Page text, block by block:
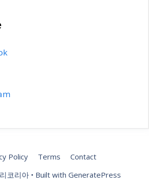
Policy Terms
Contact
코리아 • Built with GeneratePress